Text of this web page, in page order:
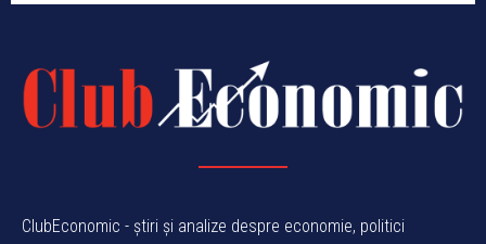
ClubEconomic - știri și analize despre economie, politici